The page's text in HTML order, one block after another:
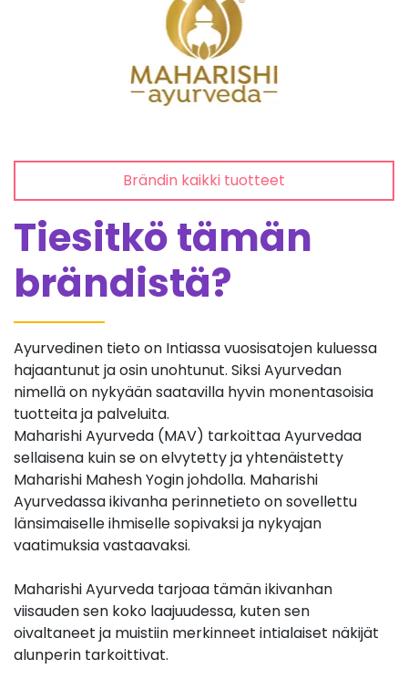
Brändin kaikki tuotteet
Tiesitkö tämän
brändistä?
Ayurvedinen tieto on Intiassa vuosisatojen kuluessa
hajaantunut ja osin unohtunut. Siksi Ayurvedan
nimellä on nykyään saatavilla hyvin monentasoisia
tuotteita ja palveluita.
Maharishi Ayurveda (MAV) tarkoittaa Ayurvedaa
sellaisena kuin se on elvytetty ja yhtenäistetty
Maharishi Mahesh Yogin johdolla. Maharishi
Ayurvedassa ikivanha perinnetieto on sovellettu
länsimaiselle ihmiselle sopivaksi ja nykyajan
vaatimuksia vastaavaksi.
Maharishi Ayurveda tarjoaa tämän ikivanhan
viisauden sen koko laajuudessa, kuten sen
oivaltaneet ja muistiin merkinneet intialaiset näkijät
alunperin tarkoittivat.